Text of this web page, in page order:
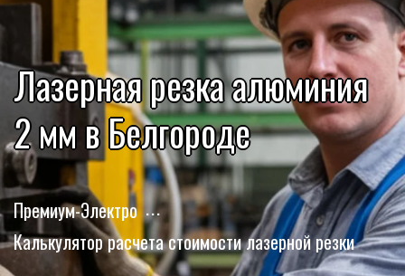
Лазерная резка алюминия
2 мм в Белгороде
Премиум-Электро
Калькулятор расчета стоимости лазерной резки